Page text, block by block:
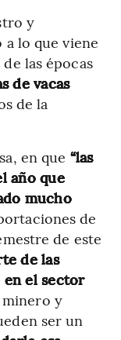
y
lo que viene
las épocas
de vacas
de la
en que “las
año que
mucho
de
de este
de las
en el sector
minero y
ser un